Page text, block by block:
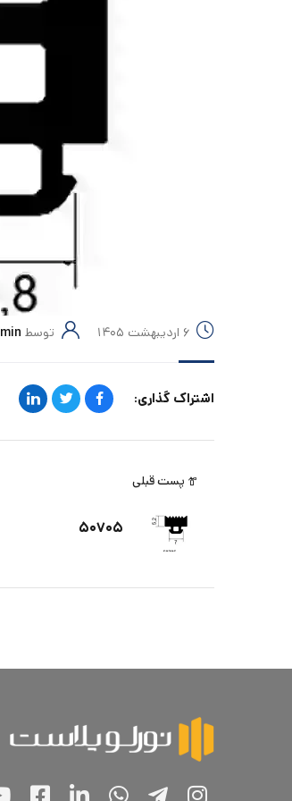
۶ اردیبهشت ۱۴۰۵ توسط
اشتراک گذاری:
پست قبلی
۵۰۷۰۵